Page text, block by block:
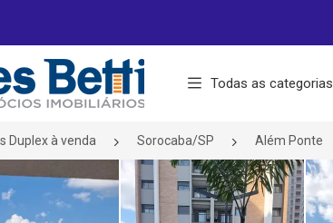
Todas as categorias
Duplex à venda Sorocaba/SP Além Ponte